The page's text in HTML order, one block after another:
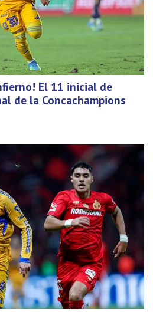
El 11 inicial de
de la Concachampions